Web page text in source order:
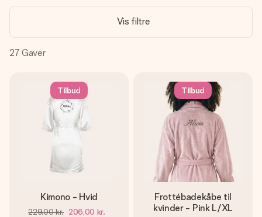
Reviews.
Gratis kort med hilsen
billede af dig eller en besked, der går lige i hendes hjerte.
Intet besvær men udelukkende en masse kærlighed i
øjeblikket.
Vis filtre
27 Gaver
Tilbud
Kimono - Hvid
229,00 kr. 206,00 kr.
Tilbud
Frottébadekåbe til
kvinder - Pink L/XL